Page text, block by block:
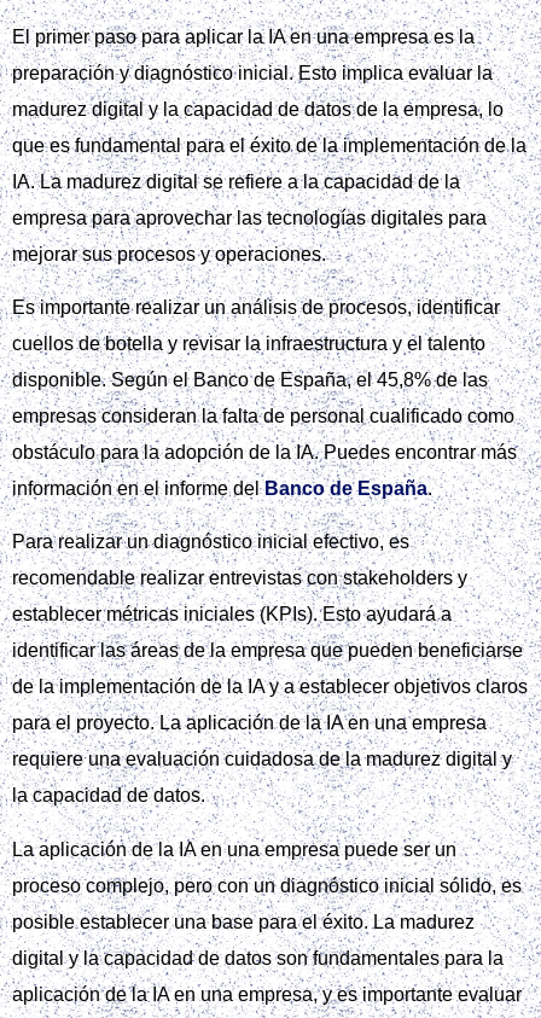
El primer paso para aplicar la IA en una empresa es la
preparación y diagnóstico inicial. Esto implica evaluar la
madurez digital y la capacidad de datos de la empresa, lo
que es fundamental para el éxito de la implementación de la
IA. La madurez digital se refiere a la capacidad de la
empresa para aprovechar las tecnologías digitales para
mejorar sus procesos y operaciones.
Es importante realizar un análisis de procesos, identificar
cuellos de botella y revisar la infraestructura y el talento
disponible. Según el Banco de España, el 45,8% de las
empresas consideran la falta de personal cualificado como
obstáculo para la adopción de la IA. Puedes encontrar más
información en el informe delBanco de España.
Para realizar un diagnóstico inicial efectivo, es
recomendable realizar entrevistas con stakeholders y
establecer métricas iniciales (KPIs). Esto ayudará a
identificar las áreas de la empresa que pueden beneficiarse
de la implementación de la IA y a establecer objetivos claros
para el proyecto. La aplicación de la IA en una empresa
requiere una evaluación cuidadosa de la madurez digital y
la capacidad de datos.
La aplicación de la IA en una empresa puede ser un
proceso complejo, pero con un diagnóstico inicial sólido, es
posible establecer una base para el éxito. La madurez
digital y la capacidad de datos son fundamentales para la
aplicación de la IA en una empresa, y es importante evaluar